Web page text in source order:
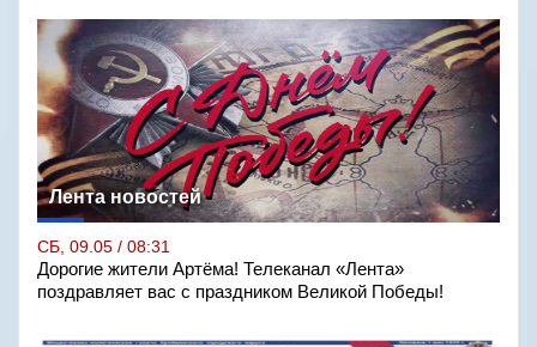
Лента новостей
СБ, 09.05 / 08:31
Дорогие жители Артёма! Телеканал «Лента»
поздравляет вас с праздником Великой Победы!